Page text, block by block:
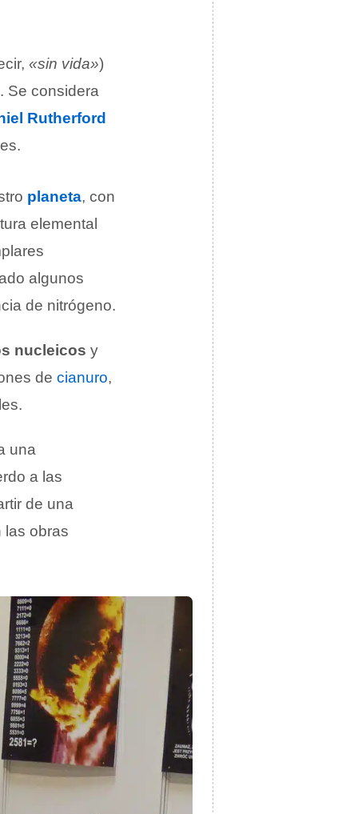
«sin vida»)
Se considera
Rutherford
planeta, con
elemental
algunos
de nitrógeno.
nucleicos y
de cianuro,
una
a las
de una
las obras